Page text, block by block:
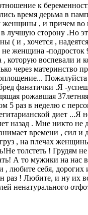
к
время дерьма в
женщины , и причем во
лучшую сторону .Но
( и , хочется ,
женщина -подросток
воспевали и
через материнство
фанатички .Я -
рожавшая
5 раз в неделю с
диет ...Я
назад . Мне никто не
времени , сил и
, на плечах
толстеть ! Грудям
А то мужики на нас
, любите себя, дорогих
раз ! Любите, и ну их
ненатурального